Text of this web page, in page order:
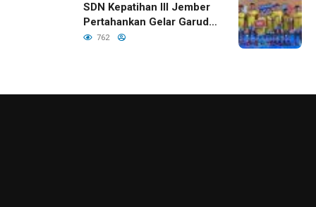
SDN Kepatihan III Jember
Pertahankan Gelar Garuda
Cup 2026
762